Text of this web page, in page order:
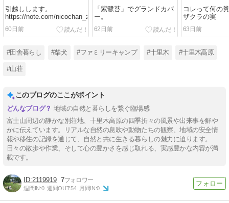
引越しします。
https://note.com/nicochan_zyurigi
60日前
「紫鷺苔」でグランドカバ
ー。
62日前
コレって何の
ザクラの実
63日前
#田舎暮らし #柴犬 #ファミリーキャンプ #十里木 #十里木高原
#山荘
このブログのここがポイント
地域の自然と暮らしを繋ぐ臨場感
富士山周辺の静かな別荘地、十里木高原の四季折々の風景や出来事を鮮や
かに伝えています。リアルな自然の息吹や動物たちの観察、地域の安全情
報や移住の記録を通じて、自然と共に生きる暮らしの魅力に迫ります。
日々の散歩や作業、そして心の豊かさを感じ取れる、実感豊かな内容が満
載です。
2119919 7
週間IN:0 週間OUT:54 月間IN:0